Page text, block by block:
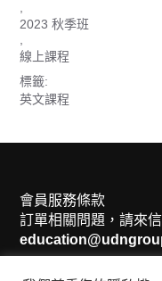
2023 秋季班
線上課程
標籤:
英文課程
會員服務條款
訂單相關問題，請來信